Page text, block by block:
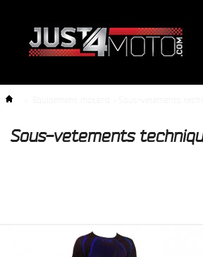
Sous-vetements